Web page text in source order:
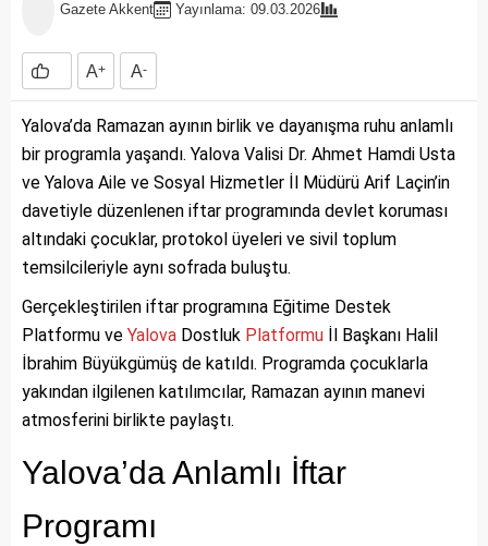
Gazete Akkent Yayınlama: 09.03.2026
A+ A-
Yalova’da Ramazan ayının birlik ve dayanışma ruhu anlamlı
bir programla yaşandı. Yalova Valisi Dr. Ahmet Hamdi Usta
ve Yalova Aile ve Sosyal Hizmetler İl Müdürü Arif Laçin’in
davetiyle düzenlenen iftar programında devlet koruması
altındaki çocuklar, protokol üyeleri ve sivil toplum
temsilcileriyle aynı sofrada buluştu.
Gerçekleştirilen iftar programına Eğitime Destek
Platformu ve Yalova Dostluk Platformu İl Başkanı Halil
İbrahim Büyükgümüş de katıldı. Programda çocuklarla
yakından ilgilenen katılımcılar, Ramazan ayının manevi
atmosferini birlikte paylaştı.
Yalova’da Anlamlı İftar
Programı